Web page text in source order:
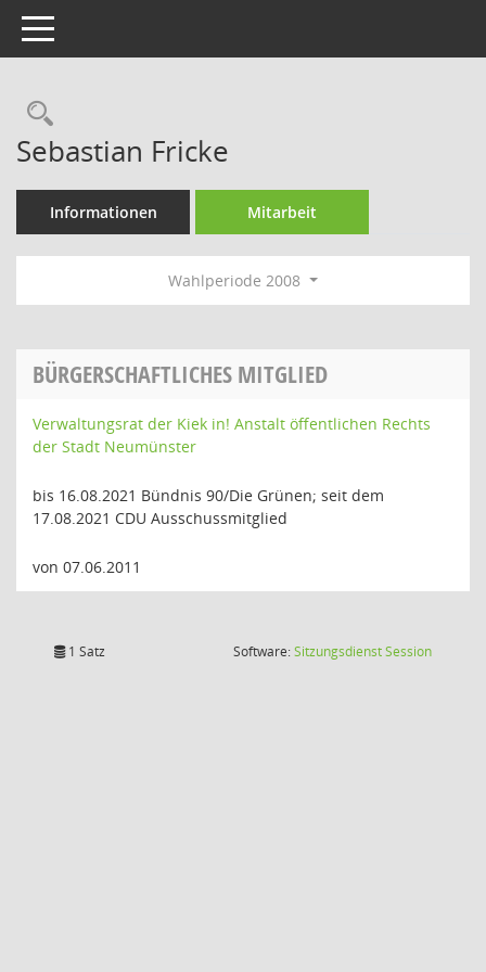
Toggle navigation
Rechercheauswahl
Sebastian Fricke
Informationen Mitarbeit
Wahlperiode 2008
BÜRGERSCHAFTLICHES MITGLIED
Verwaltungsrat der Kiek in! Anstalt öffentlichen Rechts
der Stadt Neumünster
bis 16.08.2021 Bündnis 90/Die Grünen; seit dem
17.08.2021 CDU Ausschussmitglied
von 07.06.2011
1 Satz Software:SitzungsdienstSession(Wird in